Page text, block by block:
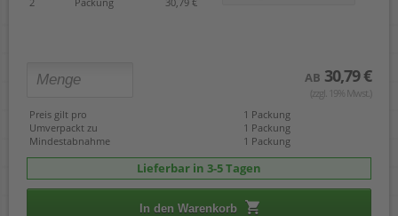
AB 30,79 €
(zzgl. 19% Mwst.)
Preis gilt pro
1 Packung
Umverpackt zu
1 Packung
Mindestabnahme
1 Packung
Lieferbar in 3-5 Tagen
In den Warenkorb